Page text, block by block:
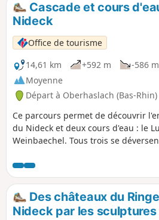
Cascade et cours
Nideck
Office de tourisme
14,61 km
+592 m -586 m
Moyenne
Départ à Oberhaslach (Bas-Rhin)
Ce parcours permet de découvrir
du Nideck et deux cours d'eau : le
Weinbaechel. Tous trois se
sortie au fil de l'eau, vous passerez
du Rocher de Hirschfels et des
Nideck ainsi que du Hohenstein.
Des châteaux du
Nideck par les